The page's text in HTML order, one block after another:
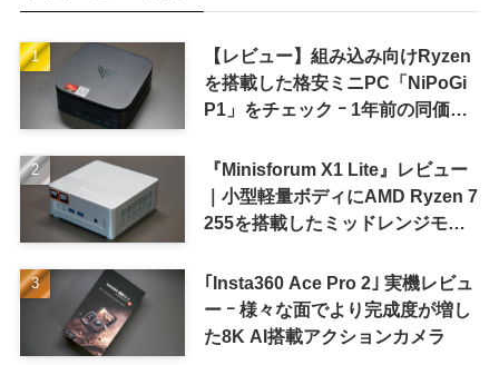
【レビュー】組み込み向けRyzen
を搭載した格安ミニPC「NiPoGi
P1」をチェック ｰ 1年前の同価格
『Minisforum X1 Lite』レビュー
｜小型軽量ボディにAMD Ryzen 7
255を搭載したミッドレンジモデ
｢Insta360 Ace Pro 2｣ 実機レビュ
ー ｰ 様々な面でより完成度が増し
た8K AI搭載アクションカメラ